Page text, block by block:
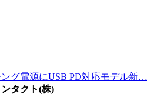
グ電源にUSB PD対応モデル新…
タクト(株)